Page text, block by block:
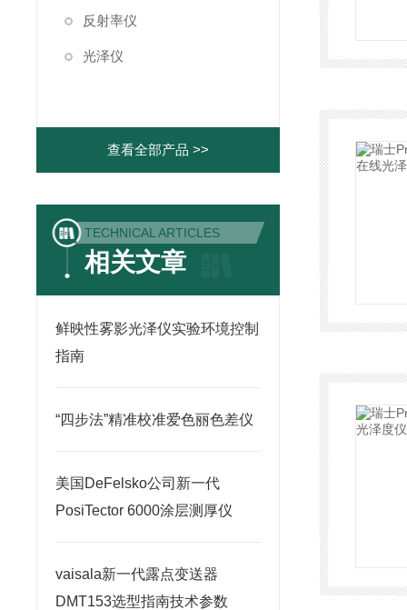
反射率仪
光泽仪
查看全部产品 >>
TECHNICAL ARTICLES
相关文章
鲜映性雾影光泽仪实验环境控制
指南
“四步法”精准校准爱色丽色差仪
美国DeFelsko公司新一代
PosiTector 6000涂层测厚仪
vaisala新一代露点变送器
DMT153选型指南技术参数